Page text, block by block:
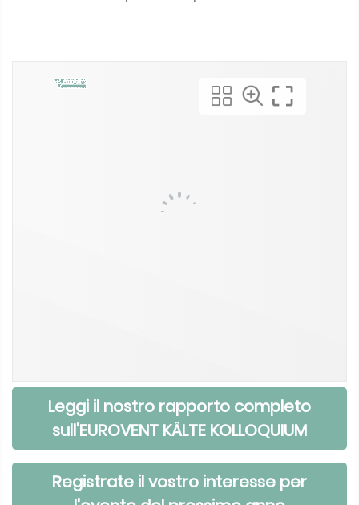
Leggi il nostro rapporto completo
sull'EUROVENT KÄLTE KOLLOQUIUM
Registrate il vostro interesse per
l'evento del prossimo anno